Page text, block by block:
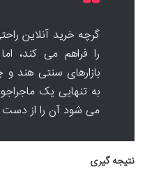
گرچه خرید آنلاین
را فراهم می کند،
بازارهای سنتی هند و
به تنهایی یک
می شود آن را از دست
نتیجه گیری